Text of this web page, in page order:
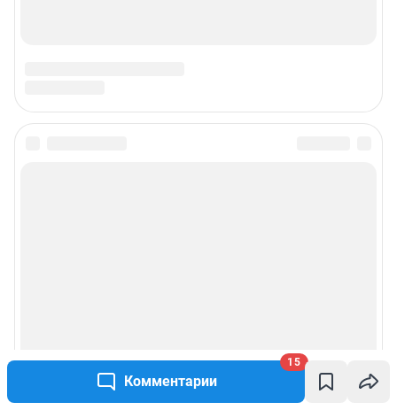
Комментарии
15